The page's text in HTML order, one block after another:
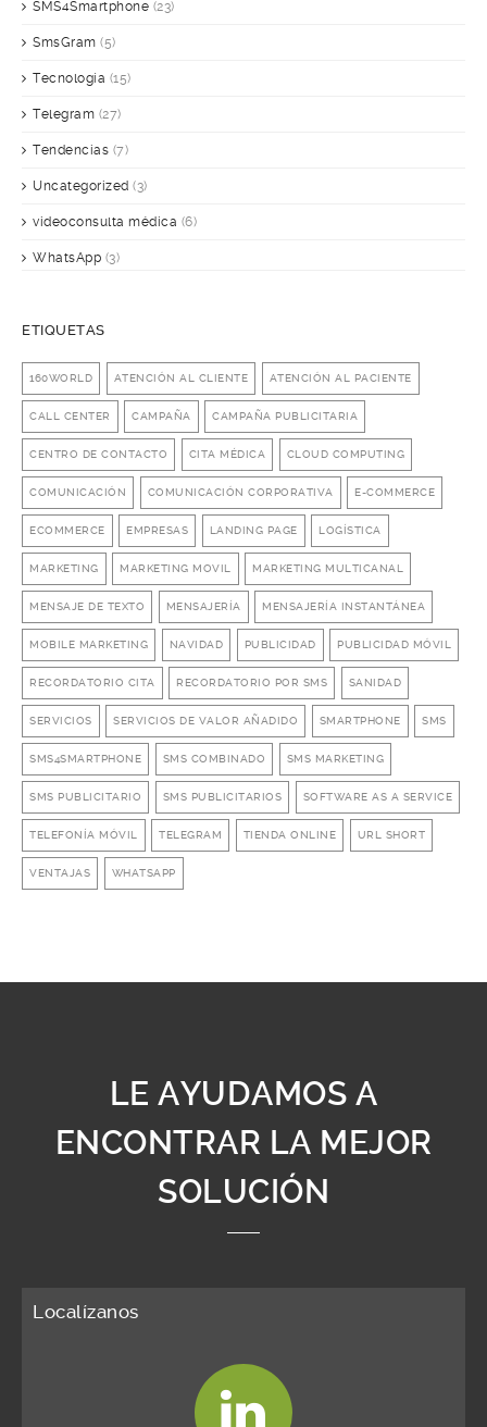
SMS4Smartphone (23)
SmsGram (5)
Tecnología (15)
Telegram (27)
Tendencias (7)
Uncategorized (3)
videoconsulta médica (6)
WhatsApp (3)
ETIQUETAS
160WORLD ATENCIÓN AL CLIENTE ATENCIÓN AL PACIENTE
CALL CENTER CAMPAÑA CAMPAÑA PUBLICITARIA
CENTRO DE CONTACTO CITA MÉDICA CLOUD COMPUTING
COMUNICACIÓN COMUNICACIÓN CORPORATIVA E-COMMERCE
ECOMMERCE EMPRESAS LANDING PAGE LOGÍSTICA
MARKETING MARKETING MOVIL MARKETING MULTICANAL
MENSAJE DE TEXTO MENSAJERÍA MENSAJERÍA INSTANTÁNEA
MOBILE MARKETING NAVIDAD PUBLICIDAD PUBLICIDAD MÓVIL
RECORDATORIO CITA RECORDATORIO POR SMS SANIDAD
SERVICIOS SERVICIOS DE VALOR AÑADIDO SMARTPHONE SMS
SMS4SMARTPHONE SMS COMBINADO SMS MARKETING
SMS PUBLICITARIO SMS PUBLICITARIOS SOFTWARE AS A SERVICE
TELEFONÍA MÓVIL TELEGRAM TIENDA ONLINE URL SHORT
VENTAJAS WHATSAPP
LE AYUDAMOS A
ENCONTRAR LA MEJOR
SOLUCIÓN
Localízanos